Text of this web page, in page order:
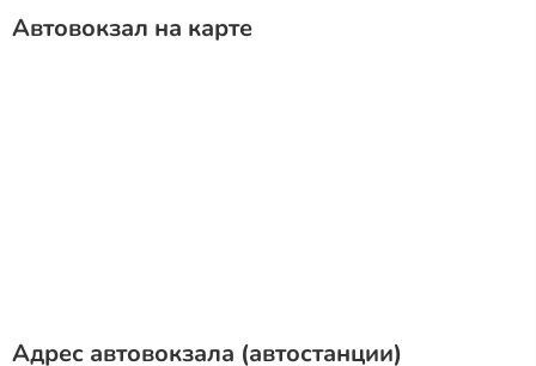
Автовокзал на карте
Адрес автовокзала (автостанции)